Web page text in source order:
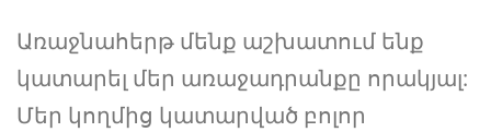
Առաջնահերթ մենք աշխատում ենք
կատարել մեր առաջադրանքը որակյալ:
Մեր կողմից կատարված բոլոր